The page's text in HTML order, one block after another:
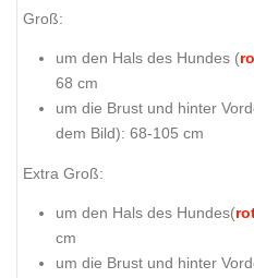
Groß:
um den Hals des Hundes (
68 cm
um die Brust und hinter
dem Bild): 68-105 cm
Extra Groß:
um den Hals des Hundes(
cm
um die Brust und hinter